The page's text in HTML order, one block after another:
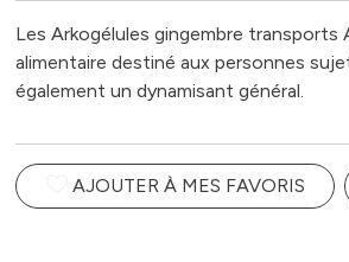
Les Arkogélules gingembre
alimentaire destiné aux personnes
également un dynamisant général.
AJOUTER À MES FAVORIS